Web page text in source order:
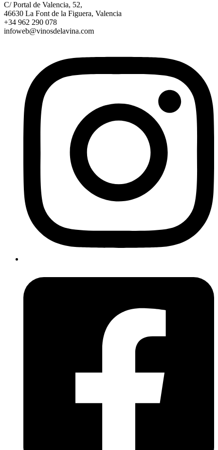
C/ Portal de Valencia, 52,
46630 La Font de la Figuera, Valencia
+34 962 290 078
infoweb@vinosdelavina.com